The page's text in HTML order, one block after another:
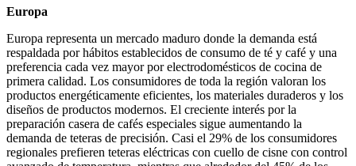
Europa
Europa representa un mercado maduro donde la demanda está
respaldada por hábitos establecidos de consumo de té y café y una
preferencia cada vez mayor por electrodomésticos de cocina de
primera calidad. Los consumidores de toda la región valoran los
productos energéticamente eficientes, los materiales duraderos y los
diseños de productos modernos. El creciente interés por la
preparación casera de cafés especiales sigue aumentando la
demanda de teteras de precisión. Casi el 29% de los consumidores
regionales prefieren teteras eléctricas con cuello de cisne con control